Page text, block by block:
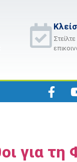
για τη